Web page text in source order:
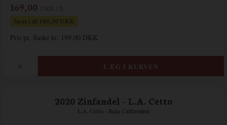
169,00
Spar i alt 180,00 DKK
Pris pr. flaske kr. 199,00 DKK
2020 Zinfandel - L.A. Cetto
L.A. Cetto - Baja Californien